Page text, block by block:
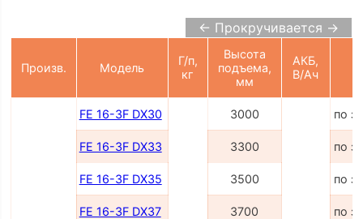
← Прокручивается →
Произв. Модель
Г/п,
кг
Высота
подъема,
мм
АКБ,
В/Ач
FE 16-3F DX30 3000 по
FE 16-3F DX33 3300 по
FE 16-3F DX35 3500 по
FE 16-3F DX37 3700 по